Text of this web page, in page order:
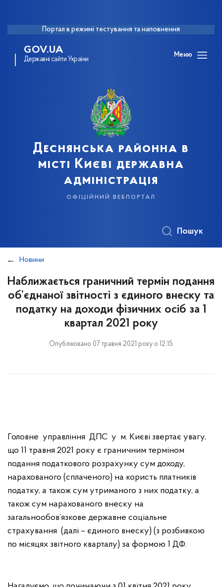
Портал в режимі тестування та наповнення
GOV.UA
Державні сайти України
Меню
Деснянська районна в
місті Києві державна
адміністрація
офіційний вебпортал
Пошук
Новини
Наближається граничний термін подання
об’єднаної звітності з єдиного внеску та
податку на доходи фізичних осіб за 1
квартал 2021 року
Опубліковано 07 травня 2021 року о 12:15
Головне управління ДПС у м. Києві звертає увагу,
що 11 травня 2021 року є граничним терміном
подання податкового розрахунку сум доходу,
нарахованого (сплаченого) на користь платників
податку, а також сум утриманого з них податку, а
також сум нарахованого внеску на
загальнообов’язкове державне соціальне
страхування (далі – єдиного внеску) (з розбивкою
по місяцях звітного кварталу) за формою 1 ДФ.